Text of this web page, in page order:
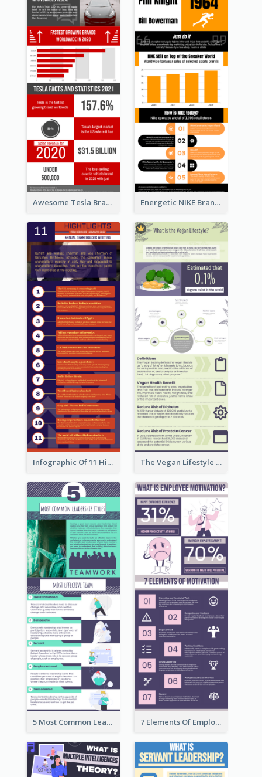
Awesome Tesla Branding Infographic Design Ideas Energetic NIKE Branding Stories Design Idea
Infographic Of 11 Highlights From Berkshire Hathaway's Shareholder Meeting The Vegan Lifestyle Infographic
5 Most Common Leadership Styles Infographic 7 Elements Of Employee Motivation Infographic